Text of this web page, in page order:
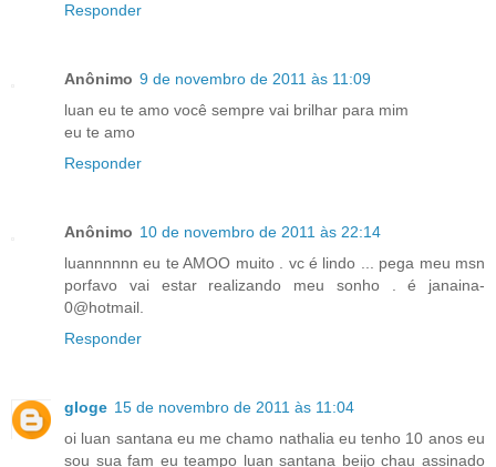
Responder
Anônimo 9 de novembro de 2011 às 11:09
luan eu te amo você sempre vai brilhar para mim
eu te amo
Responder
Anônimo 10 de novembro de 2011 às 22:14
luannnnnn eu te AMOO muito . vc é lindo ... pega meu msn
porfavo vai estar realizando meu sonho . é janaina-
0@hotmail.
Responder
gloge 15 de novembro de 2011 às 11:04
oi luan santana eu me chamo nathalia eu tenho 10 anos eu
sou sua fam eu teampo luan santana beijo chau assinado